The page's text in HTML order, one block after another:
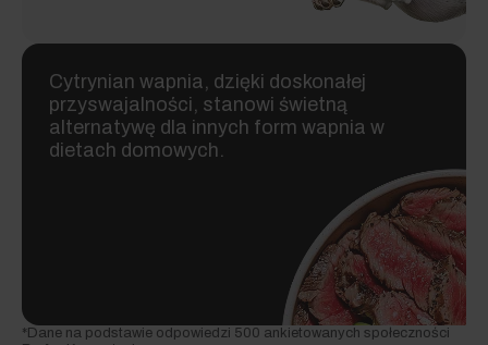
Cytrynian wapnia, dzięki doskonałej
przyswajalności, stanowi świetną
alternatywę dla innych form wapnia w
dietach domowych.
*Dane na podstawie odpowiedzi 500 ankietowanych społeczności